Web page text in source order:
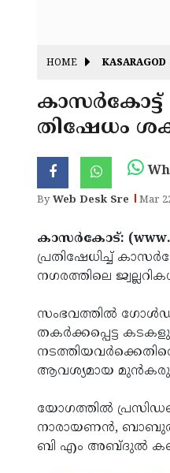
HOME KASARAGOD
കാസര്‍കോട്ട്
തിഷേധം
ByWeb Desk Sre Mar
കാസര്‍കോട്:
പ്രതിഷേധിച്ച്
നഗരത്തിലെ
സംഭവത്തില്‍ ഗോള്‍ഡ്
തകര്‍ക്കപ്പെട്ട
ആവശ്യമായ മുന്‍കരുതല്‍
യോഗത്തില്‍
നാരായണന്‍,
ബി എം അബ്ദുല്‍